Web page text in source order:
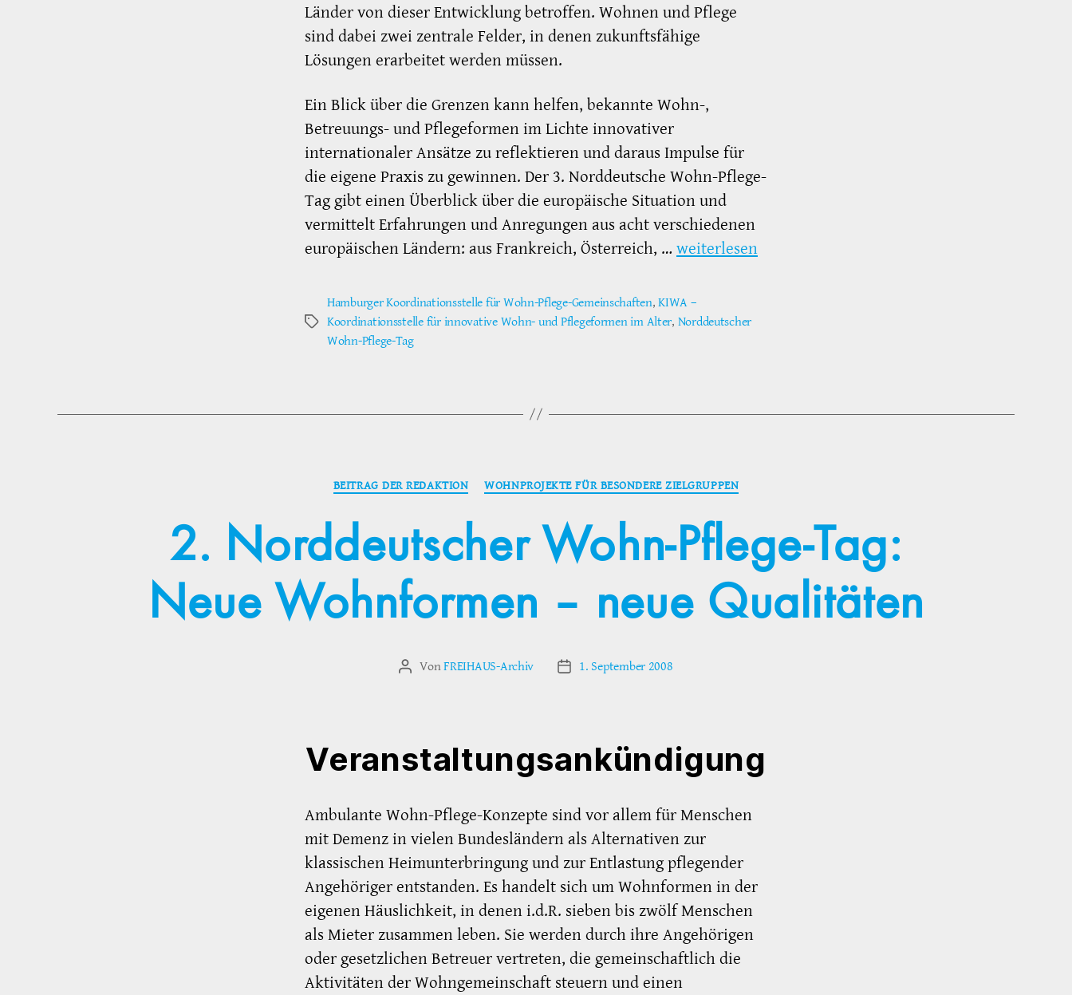
Länder von dieser Entwicklung betroffen. Wohnen und Pflege
sind dabei zwei zentrale Felder, in denen zukunftsfähige
Lösungen erarbeitet werden müssen.
Ein Blick über die Grenzen kann helfen, bekannte Wohn-,
Betreuungs- und Pflegeformen im Lichte innovativer
internationaler Ansätze zu reflektieren und daraus Impulse für
die eigene Praxis zu gewinnen. Der 3. Norddeutsche Wohn-Pflege-
Tag gibt einen Überblick über die europäische Situation und
vermittelt Erfahrungen und Anregungen aus acht verschiedenen
europäischen Ländern: aus Frankreich, Österreich, … weiterlesen
Schlagwörter
Hamburger Koordinationsstelle für Wohn-Pflege-Gemeinschaften,KIWA –
Koordinationsstelle für innovative Wohn- und Pflegeformen im Alter, Norddeutscher
Wohn-Pflege-Tag
Kategorien
BEITRAG DER REDAKTION WOHNPROJEKTE FÜR BESONDERE ZIELGRUPPEN
2. Norddeutscher Wohn-Pflege-Tag:
Neue Wohnformen – neue Qualitäten
Beitragsautor
VonFREIHAUS-Archiv Veröffentlichungsdatum
1. September 2008
Veranstaltungsankündigung
Ambulante Wohn-Pflege-Konzepte sind vor allem für Menschen
mit Demenz in vielen Bundesländern als Alternativen zur
klassischen Heimunterbringung und zur Entlastung pflegender
Angehöriger entstanden. Es handelt sich um Wohnformen in der
eigenen Häuslichkeit, in denen i.d.R. sieben bis zwölf Menschen
als Mieter zusammen leben. Sie werden durch ihre Angehörigen
oder gesetzlichen Betreuer vertreten, die gemeinschaftlich die
Aktivitäten der Wohngemeinschaft steuern und einen